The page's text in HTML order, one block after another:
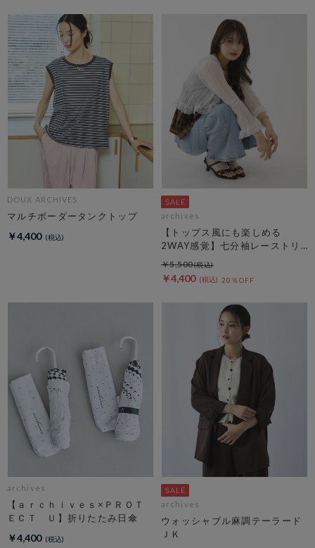
DOUX ARCHIVES
マルチボーダータンクトップ
￥4,400
archives
【トップス風にも楽しめる
2WAY感覚】七分袖レーストリ
ム透かしニットカーディガン
￥4,400 20％OFF
￥5,500
archives
【ａｒｃｈｉｖｅｓ×ＰＲＯＴ
ＥＣＴ Ｕ】折りたたみ日傘
￥4,400
archives
ウォッシャブル麻調テーラード
ＪＫ